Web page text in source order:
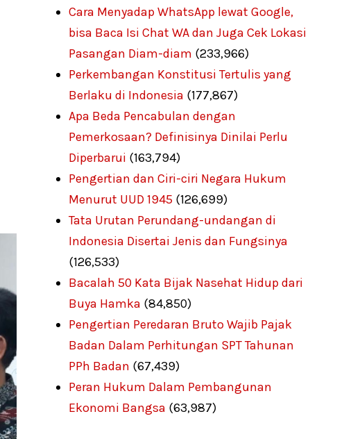
Cara Menyadap WhatsApp lewat Google,
bisa Baca Isi Chat WA dan Juga Cek Lokasi
Pasangan Diam-diam (233,966)
Perkembangan Konstitusi Tertulis yang
Berlaku di Indonesia (177,867)
Apa Beda Pencabulan dengan
Pemerkosaan? Definisinya Dinilai Perlu
Diperbarui (163,794)
Pengertian dan Ciri-ciri Negara Hukum
Menurut UUD 1945 (126,699)
Tata Urutan Perundang-undangan di
Indonesia Disertai Jenis dan Fungsinya
(126,533)
Bacalah 50 Kata Bijak Nasehat Hidup dari
Buya Hamka (84,850)
Pengertian Peredaran Bruto Wajib Pajak
Badan Dalam Perhitungan SPT Tahunan
PPh Badan (67,439)
Peran Hukum Dalam Pembangunan
Ekonomi Bangsa (63,987)